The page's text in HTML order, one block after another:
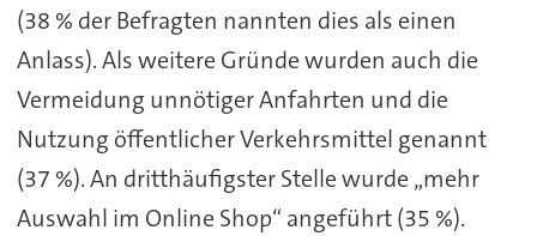
(38 % der Befragten nannten dies als einen
Anlass). Als weitere Gründe wurden auch die
Vermeidung unnötiger Anfahrten und die
Nutzung öffentlicher Verkehrsmittel genannt
(37 %). An dritthäufigster Stelle wurde „mehr
Auswahl im Online Shop“ angeführt (35 %).